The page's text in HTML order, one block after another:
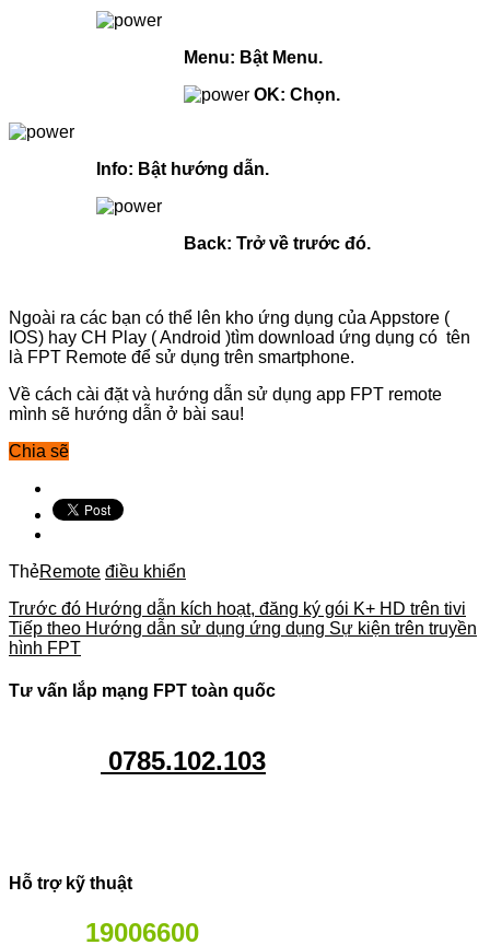
Menu: Bật Menu.
OK: Chọn.
Info: Bật hướng dẫn.
Back: Trở về trước đó.
Ngoài ra các bạn có thể lên kho ứng dụng của Appstore (
IOS) hay CH Play ( Android )tìm download ứng dụng có tên
là FPT Remote để sử dụng trên smartphone.
Về cách cài đặt và hướng dẫn sử dụng app FPT remote
mình sẽ hướng dẫn ở bài sau!
Chia sẽ
ThẻRemote điều khiển
Trước đó Hướng dẫn kích hoạt, đăng ký gói K+ HD trên tivi
Tiếp theo Hướng dẫn sử dụng ứng dụng Sự kiện trên truyền
hình FPT
Tư vấn lắp mạng FPT toàn quốc
0785.102.103
Hỗ trợ kỹ thuật
19006600